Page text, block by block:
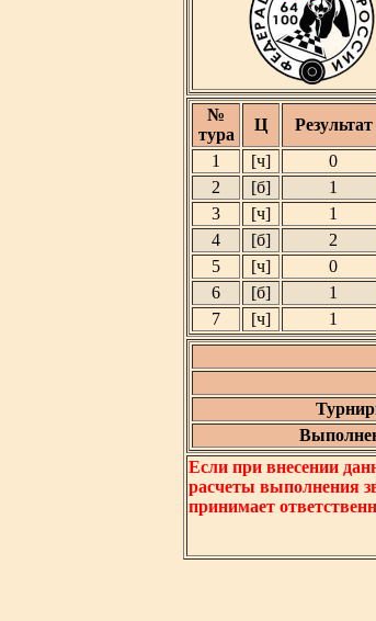
№
тура
Ц Результат
1
[ч] 0
2
[б] 1
3
[ч] 1
4
[б] 2
5
[ч] 0
6
[б] 1
7
[ч] 1
Если при внесении
расчеты выполнения
принимает